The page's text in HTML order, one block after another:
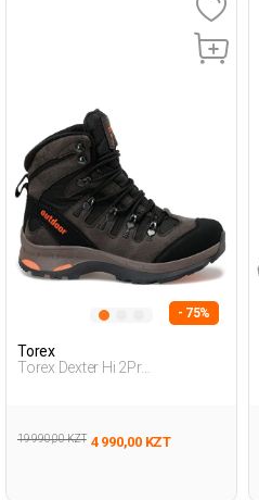
- 75%
Torex
Torex Dexter Hi 2Pr
19 990,00 KZT 4 990,00 KZT